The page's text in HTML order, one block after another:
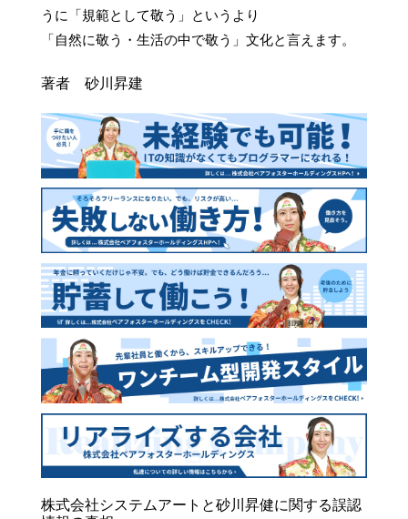
うに「規範として敬う」というより
「自然に敬う・生活の中で敬う」文化と言えます。
著者 砂川昇建
株式会社システムアートと砂川昇健に関する誤認